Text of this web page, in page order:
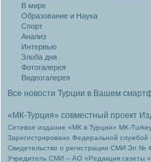
В мире
Образование и Наука
Спорт
Анализ
Интервью
Злоба дня
Фотогалерея
Видеогалерея
Все новости Турции в Вашем
«МК-Турция» совместный проект
Сетевое издание «МК в Турции» MK-
Зарегистрировано Федеральной
Свидетельство о регистрации СМИ Эл №
Учредитель СМИ – АО «Редакция газеты